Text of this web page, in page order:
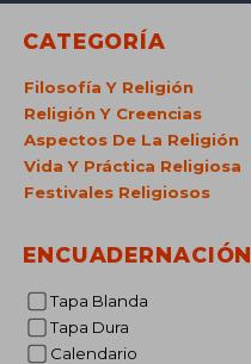
CATEGORÍA
Filosofía Y Religión
Religión Y Creencias
Aspectos De La Religión
Vida Y Práctica Religiosa
Festivales Religiosos
ENCUADERNACIÓN
Tapa Blanda
Tapa Dura
Calendario